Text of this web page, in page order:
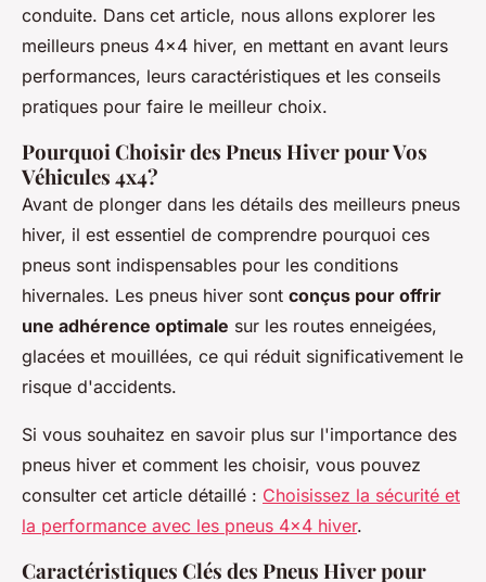
conduite. Dans cet article, nous allons explorer les
meilleurs pneus 4x4 hiver, en mettant en avant leurs
performances, leurs caractéristiques et les conseils
pratiques pour faire le meilleur choix.
Pourquoi Choisir des Pneus Hiver pour Vos
Véhicules 4x4?
Avant de plonger dans les détails des meilleurs pneus
hiver, il est essentiel de comprendre pourquoi ces
pneus sont indispensables pour les conditions
hivernales. Les pneus hiver sont conçus pour offrir
une adhérence optimale sur les routes enneigées,
glacées et mouillées, ce qui réduit significativement le
risque d'accidents.
Si vous souhaitez en savoir plus sur l'importance des
pneus hiver et comment les choisir, vous pouvez
consulter cet article détaillé : Choisissez la sécurité et
la performance avec les pneus 4x4 hiver.
Caractéristiques Clés des Pneus Hiver pour